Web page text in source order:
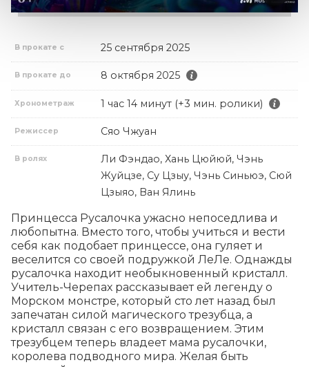
В прокате с 25 сентября 2025
В прокате до 8 октября 2025
Хронометраж 1 час 14 минут (+3 мин. ролики)
Режиссер Сяо Чжуан
В ролях
Ли Фэндао, Хань Цюйюй, Чэнь
Жуйцзе, Су Цзыу, Чэнь Синьюэ, Сюй
Цзыяо, Ван Ялинь
Принцесса Русалочка ужасно непоседлива и
любопытна. Вместо того, чтобы учиться и вести
себя как подобает принцессе, она гуляет и
веселится со своей подружкой ЛеЛе. Однажды
русалочка находит необыкновенный кристалл.
Учитель-Черепах рассказывает ей легенду о
Морском монстре, который сто лет назад был
запечатан силой магического трезубца, а
кристалл связан с его возвращением. Этим
трезубцем теперь владеет мама русалочки,
королева подводного мира. Желая быть